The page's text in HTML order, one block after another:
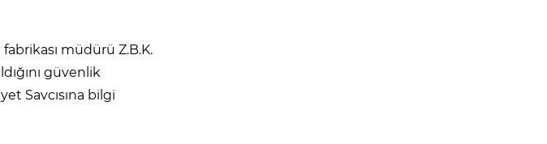
müdürü Z.B.K.
güvenlik
Savcısına bilgi